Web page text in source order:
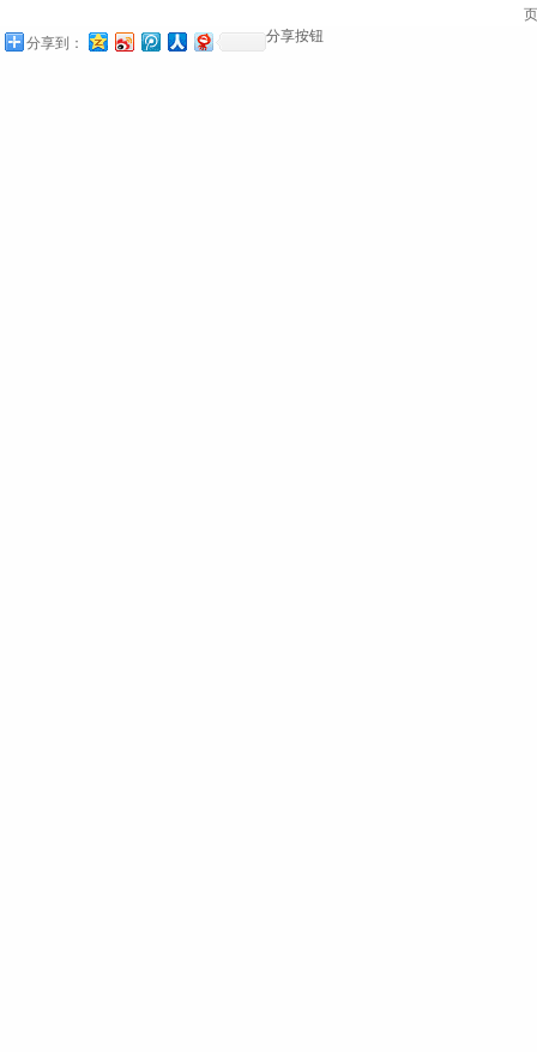
分享到：
分享按钮